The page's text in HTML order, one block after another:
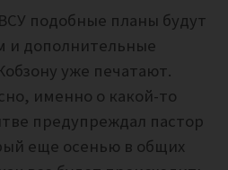
подобные планы будут
и дополнительные
уже печатают.
именно о какой-то
предупреждал пастор
еще осенью в общих